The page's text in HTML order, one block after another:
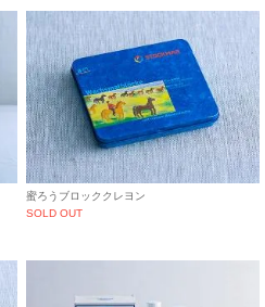
蜜ろうブロッククレヨン
SOLD OUT